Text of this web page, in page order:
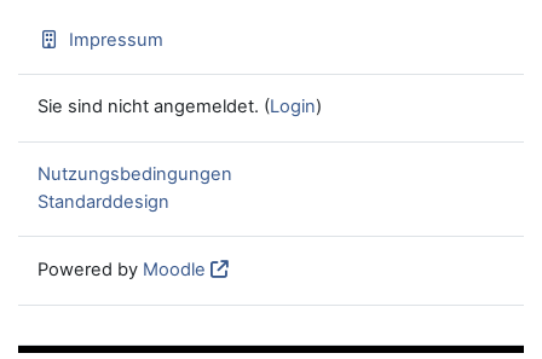
Impressum
Sie sind nicht angemeldet. (Login)
Nutzungsbedingungen
Standarddesign
Powered by Moodle